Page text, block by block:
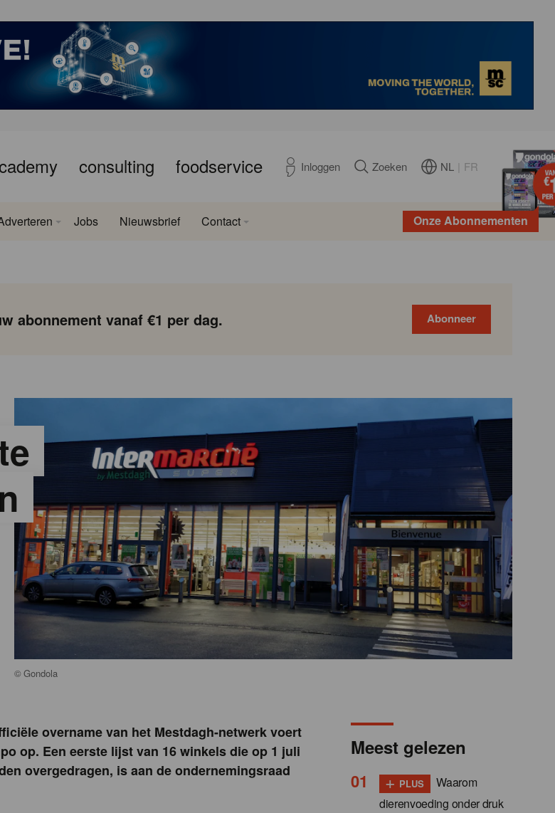
consulting foodservice Inloggen Zoeken NL FR
Onze Abonnementen
Jobs Nieuwsbrief Contact
abonnement vanaf €1 per dag. Abonneer
©Gondola
overname van het Mestdagh-netwerk voert
op. Een eerste lijst van 16 winkels die op 1 juli
overgedragen, is aan de ondernemingsraad
Meest gelezen
+ PLUS
Waarom
dierenvoeding onder druk